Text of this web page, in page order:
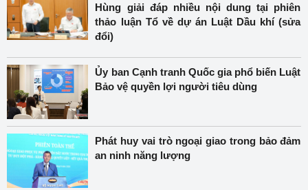
Hùng giải đáp nhiều nội dung tại phiên
thảo luận Tổ về dự án Luật Dầu khí (sửa
đổi)
Ủy ban Cạnh tranh Quốc gia phổ biến Luật
Bảo vệ quyền lợi người tiêu dùng
Phát huy vai trò ngoại giao trong bảo đảm
an ninh năng lượng